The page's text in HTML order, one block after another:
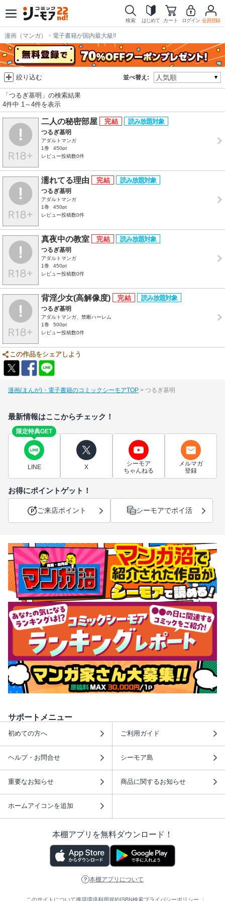
検索 はじめて カート ログイン 会員登録
漫画（マンガ）・電子書籍が国内最大級!!
並べ替え:
絞り込む
「つるぎ基明」の検索結果
4件中 1～4件を表示
二人の秘密部屋
つるぎ基明
アダルトマンガ
1巻
450pt
レビュー投稿数0件
濡れてる理由
つるぎ基明
アダルトマンガ
1巻
450pt
レビュー投稿数0件
真夜中の教室
つるぎ基明
アダルトマンガ
1巻
450pt
レビュー投稿数0件
背淫少女(高解像度)
つるぎ基明
アダルトマンガ、禁断ハーレム
1巻
500pt
レビュー投稿数0件
この作品をシェアしよう
漫画(まんが)・電子書籍のコミックシーモアTOP つるぎ基明
最新情報はここからチェック！
限定特典GET
LINE X
シーモア
ちゃんねる
メルマガ
登録
お得にポイントゲット！
ご来店ポイント シーモアでポイ活
サポートメニュー
初めての方へ ご利用ガイド
ヘルプ・お問合せ シーモア島
重要なお知らせ 商品に関するお知らせ
ホームアイコンを追加
本棚アプリを無料ダウンロード！
本棚アプリについて
このサイトについて推奨環境利用規約ISBN検索プライバシーポリシー